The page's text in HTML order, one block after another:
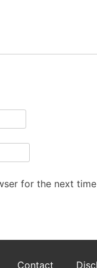
for the next
Contact